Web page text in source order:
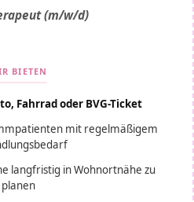
(m/w/d)
BIETEN
Fahrrad oder BVG-Ticket
mit regelmäßigem
langfristig in Wohnortnähe zu
planen